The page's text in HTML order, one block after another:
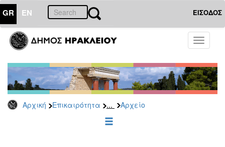
GR EN ΕΙΣΟΔΟΣ
Toggle
Αρχική Επικαιρότητα ... Αρχείο
ΕΠΙΚΑΙΡΟΤΗΤΑ
Παρατάξεις
Αρχείο